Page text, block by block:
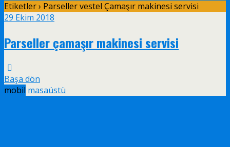
Etiketler › Parseller vestel Çamaşır makinesi servisi
29 Ekim 2018
Parseller çamaşır makinesi servisi
Başa dön
mobil masaüstü